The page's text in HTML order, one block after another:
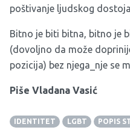
poštivanje ljudskog
Bitno je biti bitna, bitno je
(dovoljno da može
pozicija) bez njega_nje se
Piše Vladana Vasić
IDENTITET LGBT POPIS